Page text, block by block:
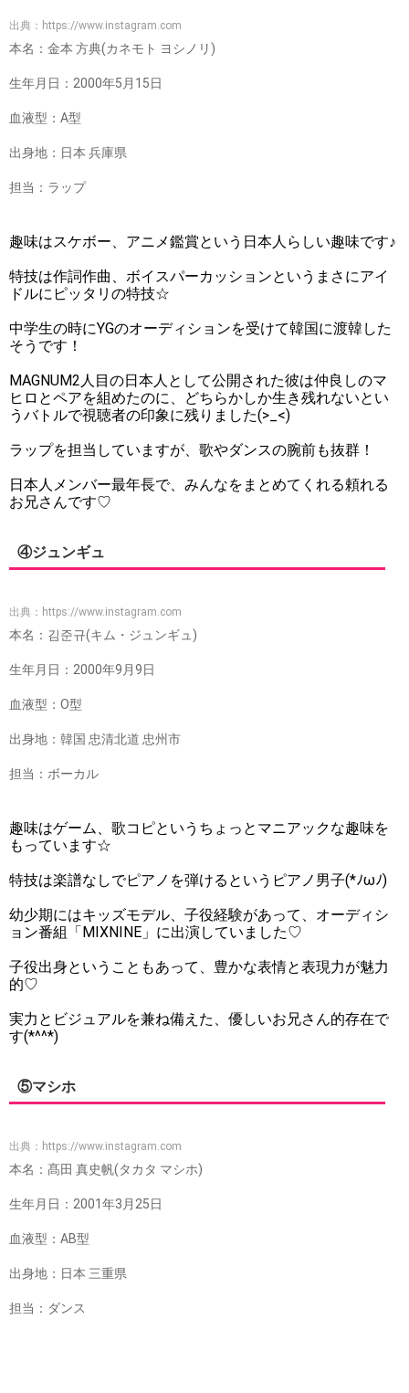
出典： https://www.instagram.com
本名：金本 方典(カネモト ヨシノリ)
生年月日：2000年5月15日
血液型：A型
出身地：日本 兵庫県
担当：ラップ
趣味はスケボー、アニメ鑑賞という日本人らしい趣味です♪
特技は作詞作曲、ボイスパーカッションというまさにアイ
ドルにピッタリの特技☆
中学生の時にYGのオーディションを受けて韓国に渡韓した
そうです！
MAGNUM2人目の日本人として公開された彼は仲良しのマ
ヒロとペアを組めたのに、どちらかしか生き残れないとい
うバトルで視聴者の印象に残りました(>_<)
ラップを担当していますが、歌やダンスの腕前も抜群！
日本人メンバー最年長で、みんなをまとめてくれる頼れる
お兄さんです♡
④ジュンギュ
出典： https://www.instagram.com
本名：김준규(キム・ジュンギュ)
生年月日：2000年9月9日
血液型：O型
出身地：韓国 忠清北道 忠州市
担当：ボーカル
趣味はゲーム、歌コピというちょっとマニアックな趣味を
もっています☆
特技は楽譜なしでピアノを弾けるというピアノ男子(*ﾉωﾉ)
幼少期にはキッズモデル、子役経験があって、オーディシ
ョン番組「MIXNINE」に出演していました♡
子役出身ということもあって、豊かな表情と表現力が魅力
的♡
実力とビジュアルを兼ね備えた、優しいお兄さん的存在で
す(*^^*)
⑤マシホ
出典： https://www.instagram.com
本名：髙田 真史帆(タカタ マシホ)
生年月日：2001年3月25日
血液型：AB型
出身地：日本 三重県
担当：ダンス